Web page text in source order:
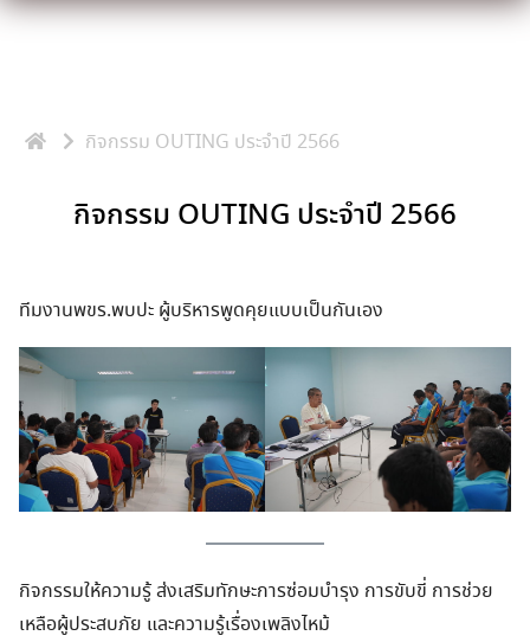
Skip
กิจกรรม OUTING ประจำปี 2566
กิจกรรม OUTING ประจำปี 2566
ทีมงานพขร.พบปะ ผู้บริหารพูดคุยแบบเป็นกันเอง
กิจกรรมให้ความรู้ ส่งเสริมทักษะการซ่อมบำรุง การขับขี่ การช่วย
เหลือผู้ประสบภัย และความรู้เรื่องเพลิงไหม้